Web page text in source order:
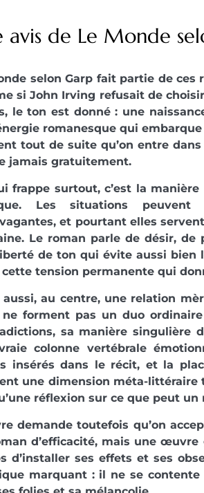
avis de Le Monde
selon Garp fait partie de
si John Irving refusait de
le ton est donné : une
romanesque qui
tout de suite qu’on entre
jamais gratuitement.
frappe surtout, c’est la
Les situations peuvent
et pourtant elles
Le roman parle de désir, de
de ton qui évite aussi bien
cette tension permanente qui
aussi, au centre, une relation
ne forment pas un duo
sa manière singulière
colonne vertébrale
insérés dans le récit, et la
une dimension méta-
réflexion sur ce que peut un
demande toutefois qu’on
d’efficacité, mais une
d’installer ses effets et ses
marquant : il ne se